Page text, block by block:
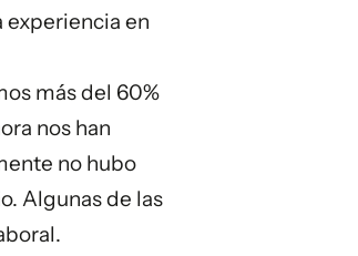
experiencia en
más del 60%
nos han
no hubo
Algunas de las